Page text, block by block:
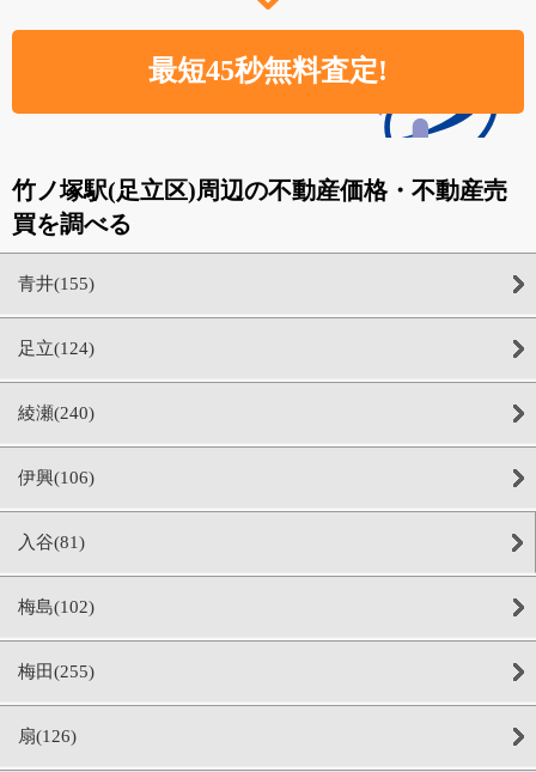
竹ノ塚駅(足立区)周辺の不動産価格・不動産売
買を調べる
青井(155)
足立(124)
綾瀬(240)
伊興(106)
入谷(81)
梅島(102)
梅田(255)
扇(126)